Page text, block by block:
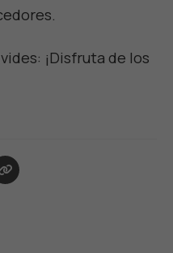
¡Disfruta de los